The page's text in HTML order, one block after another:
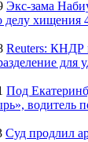
Экс-зама
делу хищения
Reuters: КНДР
для
Под
водитель
Суд продлил